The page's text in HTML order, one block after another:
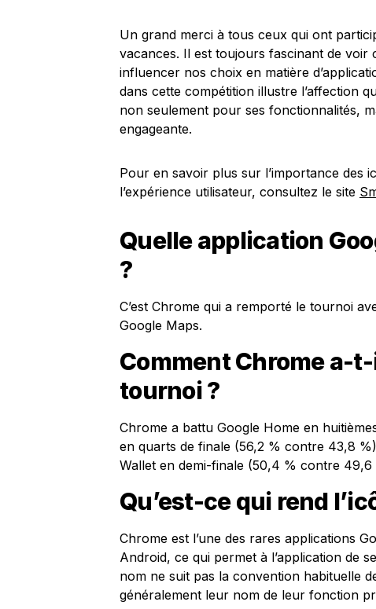
Un grand merci à tous ceux qui ont
vacances. Il est toujours fascinant de voir
influencer nos choix en matière
dans cette compétition illustre l’affection
non seulement pour ses fonctionnalités,
engageante.
Pour en savoir plus sur l’importance des
l’expérience utilisateur, consultez le site
Quelle application
?
C’est Chrome qui a remporté le tournoi
Google Maps.
Comment Chrome a-
tournoi ?
Chrome a battu Google Home en
en quarts de finale (56,2 % contre 43,8
Wallet en demi-finale (50,4 % contre 49,6
Qu’est-ce qui rend
Chrome est l’une des rares applications
Android, ce qui permet à l’application de
nom ne suit pas la convention habituelle
généralement leur nom de leur fonction